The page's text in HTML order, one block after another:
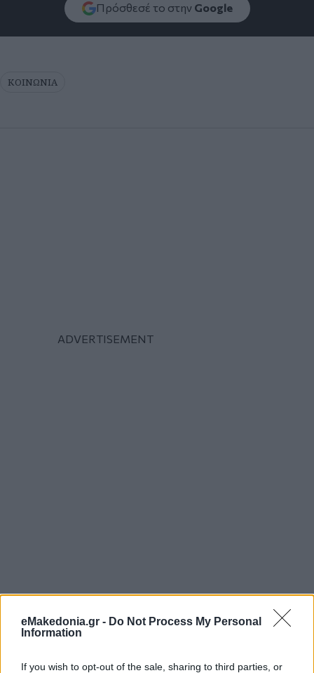
eMakedonia.gr - Do Not Process My Personal
Information
If you wish to opt-out of the sale, sharing to third parties, or
Πρόσθεσέ το στην Google
ΚΟΙΝΩΝΙΑ